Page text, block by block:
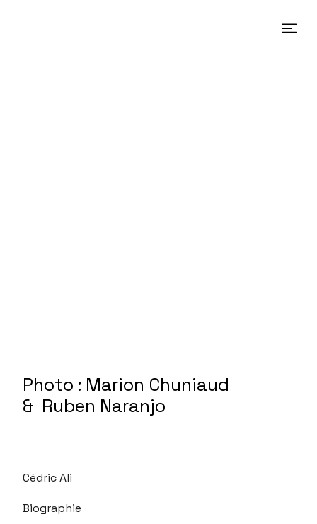
Photo : Marion Chuniaud
& Ruben Naranjo
Cédric Ali
Biographie